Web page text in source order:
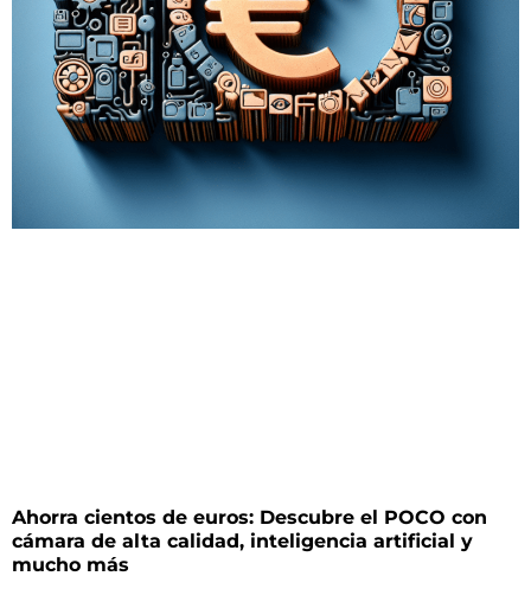
Ahorra cientos de euros: Descubre el POCO con
cámara de alta calidad, inteligencia artificial y
mucho más